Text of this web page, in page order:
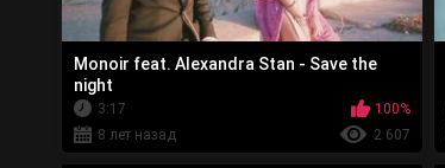
Monoir feat. Alexandra Stan - Save the
night
3:17
100%
8 лет назад
2 607